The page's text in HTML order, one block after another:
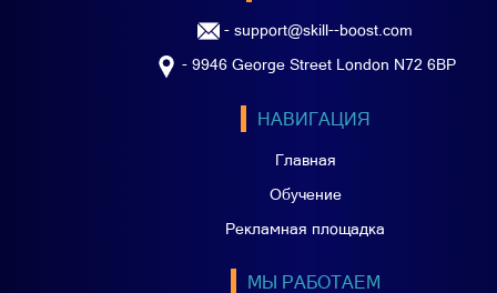
- support@skill--boost.com
- 9946 George Street London N72 6BP
НАВИГАЦИЯ
Главная
Обучение
Рекламная площадка
МЫ РАБОТАЕМ